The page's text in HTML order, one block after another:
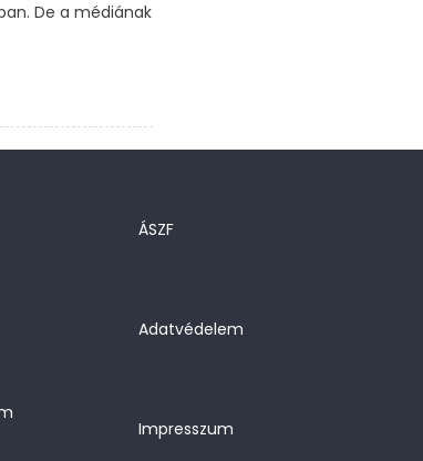
De a médiának
ÁSZF
Adatvédelem
Impresszum